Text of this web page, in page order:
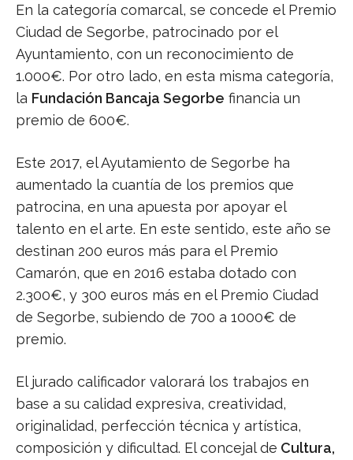
En la categoría comarcal, se concede el Premio
Ciudad de Segorbe, patrocinado por el
Ayuntamiento, con un reconocimiento de
1.000€. Por otro lado, en esta misma categoría,
la Fundación Bancaja Segorbe financia un
premio de 600€.
Este 2017, el Ayutamiento de Segorbe ha
aumentado la cuantía de los premios que
patrocina, en una apuesta por apoyar el
talento en el arte. En este sentido, este año se
destinan 200 euros más para el Premio
Camarón, que en 2016 estaba dotado con
2.300€, y 300 euros más en el Premio Ciudad
de Segorbe, subiendo de 700 a 1000€ de
premio.
El jurado calificador valorará los trabajos en
base a su calidad expresiva, creatividad,
originalidad, perfección técnica y artística,
composición y dificultad. El concejal de Cultura,